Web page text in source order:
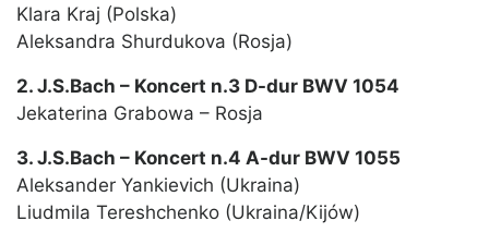
Klara Kraj (Polska)
Aleksandra Shurdukova (Rosja)
2. J.S.Bach – Koncert n.3 D-dur BWV 1054
Jekaterina Grabowa – Rosja
3. J.S.Bach – Koncert n.4 A-dur BWV 1055
Aleksander Yankievich (Ukraina)
Liudmila Tereshchenko (Ukraina/Kijów)